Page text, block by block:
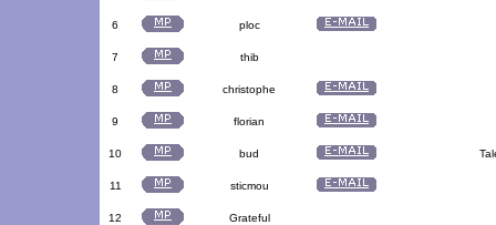
6 ploc
7 thib
8 christophe
9 florian
10 bud
11 sticmou
12 Grateful